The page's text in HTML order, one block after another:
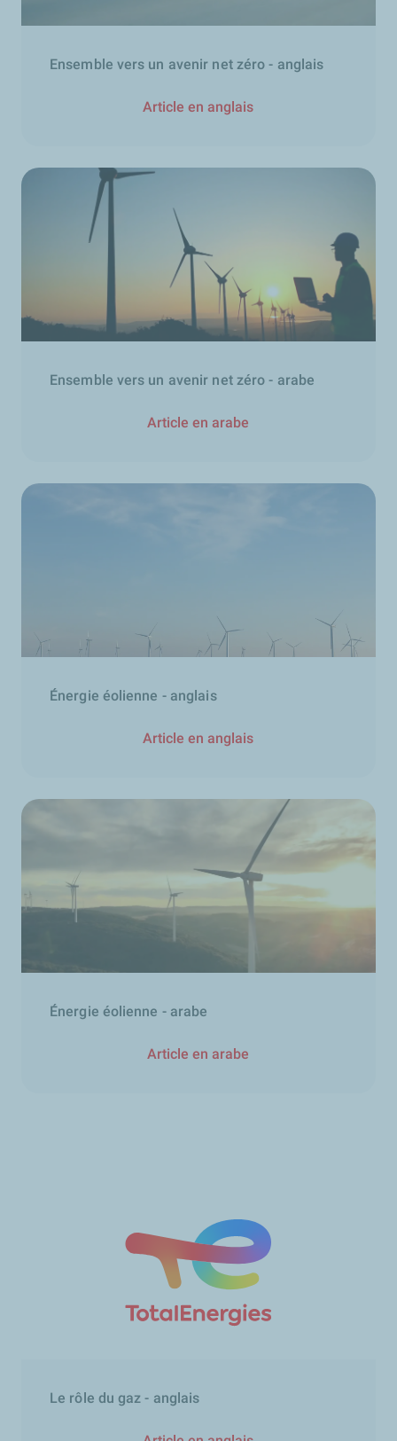
Ensemble vers un avenir net zéro - anglais
Article en anglais
Ensemble vers un avenir net zéro - arabe
Article en arabe
Énergie éolienne - anglais
Article en anglais
Énergie éolienne - arabe
Article en arabe
Le rôle du gaz - anglais